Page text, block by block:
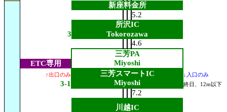
新座料金所
5.2
所沢IC
3
Tokorozawa
4.6
三芳PA
ETC専用
Miyoshi
↑出口のみ 三芳スマートIC ↓入口のみ
3-1 Miyoshi 終日、12m以下
7.2
川越IC